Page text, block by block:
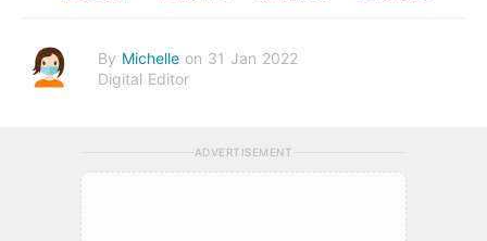
By Michelle on 31 Jan 2022
Digital Editor
ADVERTISEMENT